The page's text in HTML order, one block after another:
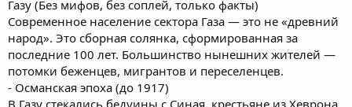
Газу (Без мифов, без соплей, только факты)
Современное население сектора Газа — это не «древний
народ». Это сборная солянка, сформированная за
последние 100 лет. Большинство нынешних жителей —
потомки беженцев, мигрантов и переселенцев.
- Османская эпоха (до 1917)
В Газу стекались бедуины с Синая, крестьяне из Хеврона